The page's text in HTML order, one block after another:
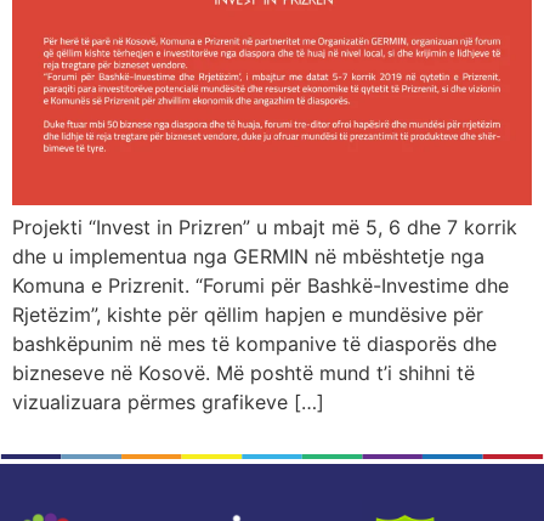
Projekti “Invest in Prizren” u mbajt më 5, 6 dhe 7 korrik
dhe u implementua nga GERMIN në mbështetje nga
Komuna e Prizrenit. “Forumi për Bashkë-Investime dhe
Rjetëzim”, kishte për qëllim hapjen e mundësive për
bashkëpunim në mes të kompanive të diasporës dhe
bizneseve në Kosovë. Më poshtë mund t’i shihni të
vizualizuara përmes grafikeve […]